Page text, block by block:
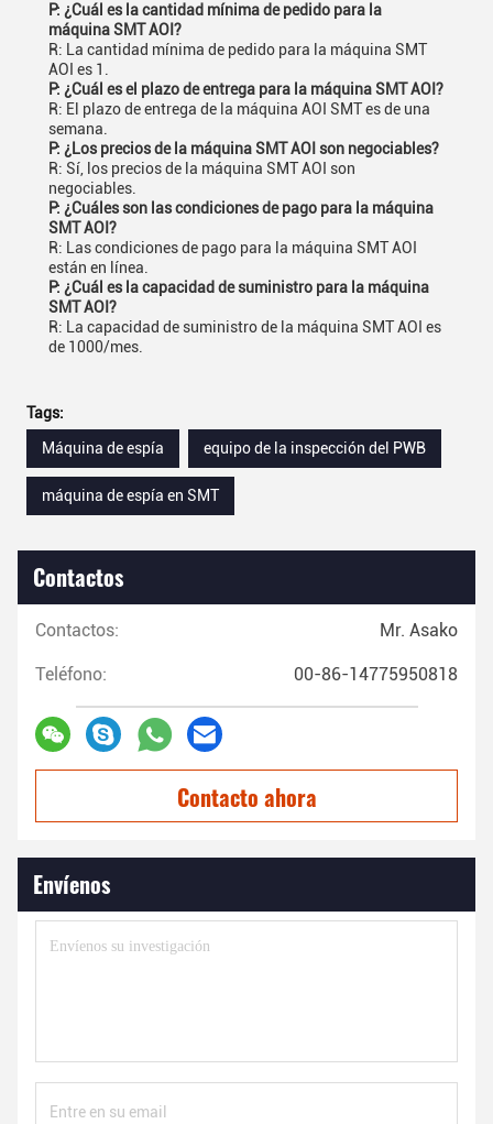
P: ¿Cuál es la cantidad mínima de pedido para la
máquina SMT AOI?
R: La cantidad mínima de pedido para la máquina SMT
AOI es 1.
P: ¿Cuál es el plazo de entrega para la máquina SMT AOI?
R: El plazo de entrega de la máquina AOI SMT es de una
semana.
P: ¿Los precios de la máquina SMT AOI son negociables?
R: Sí, los precios de la máquina SMT AOI son
negociables.
P: ¿Cuáles son las condiciones de pago para la máquina
SMT AOI?
R: Las condiciones de pago para la máquina SMT AOI
están en línea.
P: ¿Cuál es la capacidad de suministro para la máquina
SMT AOI?
R: La capacidad de suministro de la máquina SMT AOI es
de 1000/mes.
Tags:
Máquina de espía
equipo de la inspección del PWB
máquina de espía en SMT
Contactos
Contactos: Mr. Asako
Teléfono: 00-86-14775950818
Contacto ahora
Envíenos